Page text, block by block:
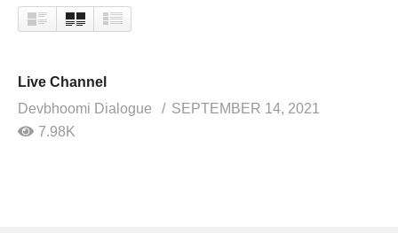
Live Channel
Devbhoomi Dialogue
SEPTEMBER 14, 2021
7.98K